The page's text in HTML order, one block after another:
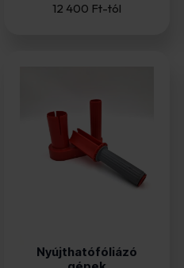
12 400 Ft-tól
Nyújthatófóliázó